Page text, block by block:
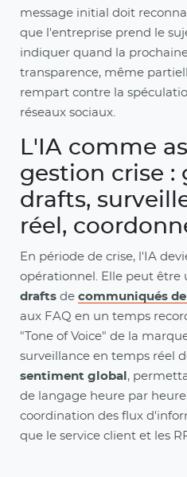
message initial doit
que l'entreprise prend le
indiquer quand la
transparence, même
rempart contre la
réseaux sociaux.
L'IA comme
gestion crise :
drafts,
réel,
En période de crise, l'IA
opérationnel. Elle peut être
drafts de communiqués de
aux FAQ en un temps
"Tone of Voice" de la
surveillance en temps réel
sentiment global ,
de langage heure par
coordination des flux
que le service client et les